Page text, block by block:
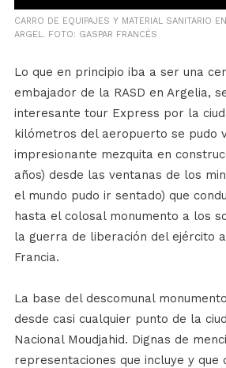
CARRO DE EQUIPAJES Y MATERIAL SANITARIO
ARGEL. FOTO: GASPAR FRANCÉS
Lo que en principio iba a ser una
embajador de la RASD en Argelia,
interesante tour Express por la
kilómetros del aeropuerto se pudo
impresionante mezquita en
años) desde las ventanas de los
el mundo pudo ir sentado) que
hasta el colosal monumento a los
la guerra de liberación del ejército
Francia.
La base del descomunal
desde casi cualquier punto de la
Nacional Moudjahid. Dignas de
representaciones que incluye y que